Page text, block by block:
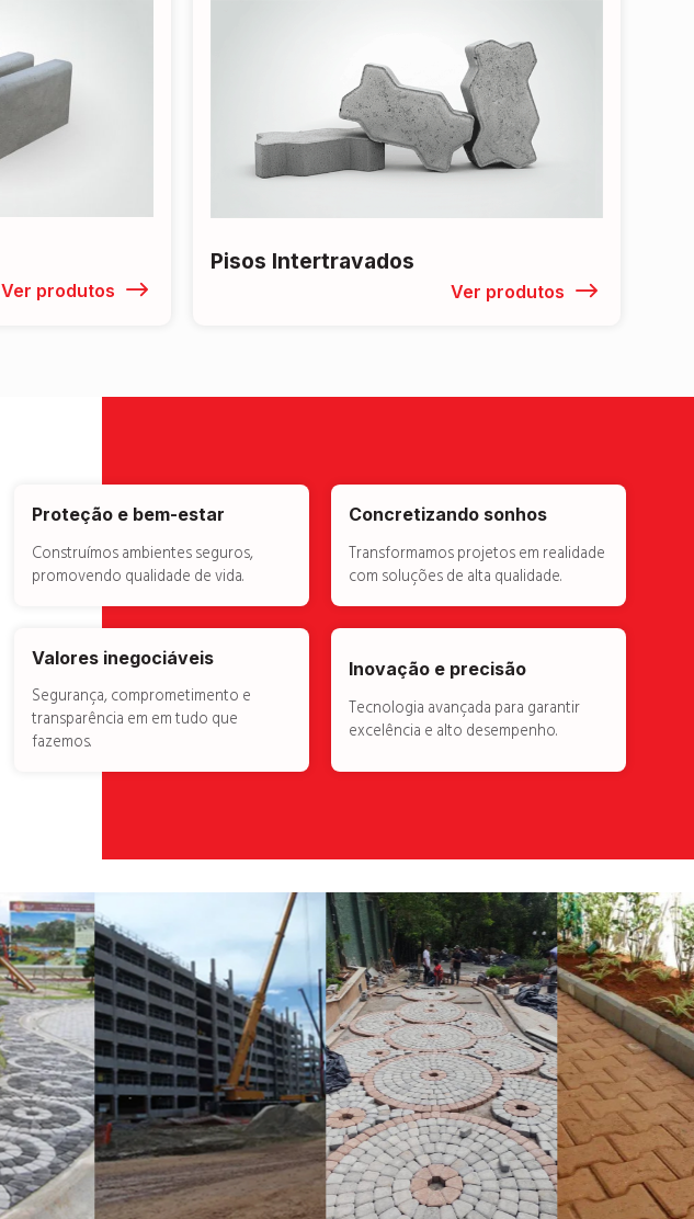
Ver produtos
Pisos Intertravados
Ver produtos
Proteção e bem-estar
Construímos ambientes seguros,
promovendo qualidade de vida.
Concretizando sonhos
Transformamos projetos em realidade
com soluções de alta qualidade.
Valores inegociáveis
Segurança, comprometimento e
transparência em em tudo que
fazemos.
Inovação e precisão
Tecnologia avançada para garantir
excelência e alto desempenho.